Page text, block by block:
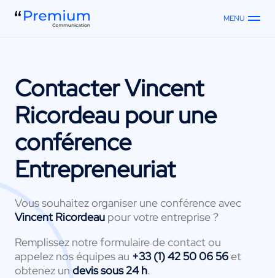
MENU
ContacterVincent
Ricordeau pour une
conférence
Entrepreneuriat
Vous souhaitez organiser une conférence avec
Vincent Ricordeau pour votre entreprise ?
Remplissez notre formulaire de contact ou
appelez nos équipes au +33 (1) 42 50 06 56et
obtenez undevis sous 24 h.